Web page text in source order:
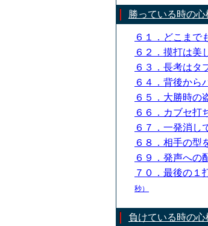
勝っている時の心
６１．どこま
６２．摸打は美
６３．長考はタ
６４．背後か
６５．大勝時
６６．カブセ
６７．一発消
６８．相手の
６９．発声への
７０．最後の
秒）
負けている時の心